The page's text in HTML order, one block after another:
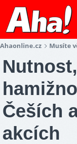
Ahaonline.cz Musíte
Češích
akcích